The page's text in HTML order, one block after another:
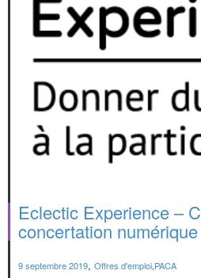
Eclectic Experience –
concertation numérique
9 septembre 2019, Offres d'emploi,PACA